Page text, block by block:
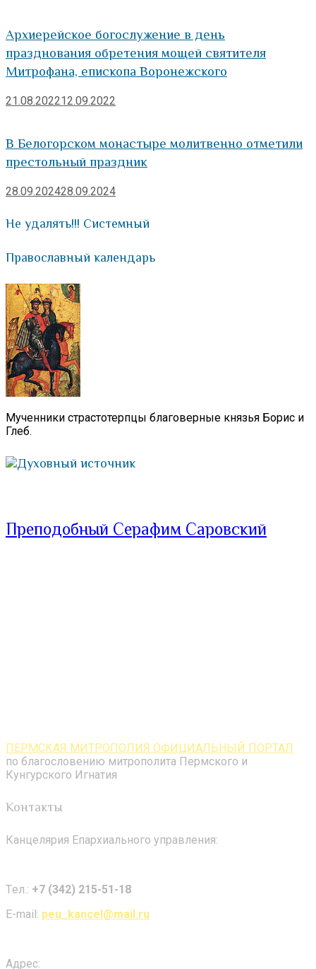
Архиерейское богослужение в день
празднования обретения мощей святителя
Митрофана, епископа Воронежского
21.08.202212.09.2022
В Белогорском монастыре молитвенно отметили
престольный праздник
28.09.202428.09.2024
Не удалять!!! Системный
Православный календарь
Мученники страстотерпцы благоверные князья Борис и
Глеб.
Духовный источник
Преподобный Серафим Саровский
ПЕРМСКАЯ МИТРОПОЛИЯ ОФИЦИАЛЬНЫЙ ПОРТАЛ
по благословению митрополита Пермского и
Кунгурского Игнатия
Контакты
Канцелярия Епархиального управления:
Tел.: +7 (342) 215-51-18
E-mail: peu_kancel@mail.ru
Адрес: